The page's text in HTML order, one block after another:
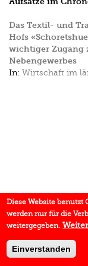
Das Textil- und
Hofs
wichtiger Zugang
Nebengewerbes
In: Wirtschaft im
Diese Website benutzt
werden nur für die
weitergegeben.
Einverstanden